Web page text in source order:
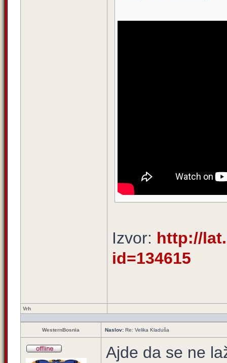
Izvor: http://
id=134615
Vrh
WesternBosnia Naslov: Re: Velika Kladuša
Ajde da se ne